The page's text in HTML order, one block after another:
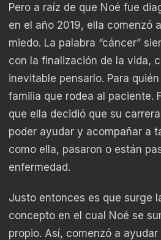
Pero a raíz de que Noé fue
en el año 2019, ella comenzó
miedo. La palabra “cáncer”
con la finalización de la vida,
inevitable pensarlo. Para
familia que rodea al paciente.
que ella decidió que su
poder ayudar y acompañar a
como ella, pasaron o están
enfermedad.
Justo entonces es que surge
concepto en el cual Noé se
propio. Así, comenzó a